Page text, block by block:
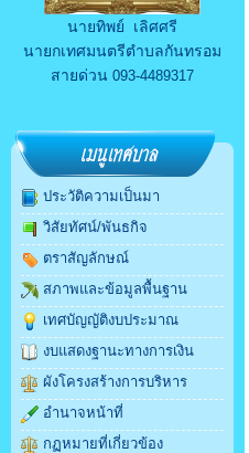
นายทิพย์ เลิศศรี
นายกเทศมนตรีตำบลกันทรอม
สายด่วน 093-4489317
ประวัติความเป็นมา
วิสัยทัศน์/พันธกิจ
ตราสัญลักษณ์
สภาพและข้อมูลพื้นฐาน
เทศบัญญัติงบประมาณ
งบแสดงฐานะทางการเงิน
ผังโครงสร้างการบริหาร
อำนาจหน้าที่
กฏหมายที่เกี่ยวข้อง